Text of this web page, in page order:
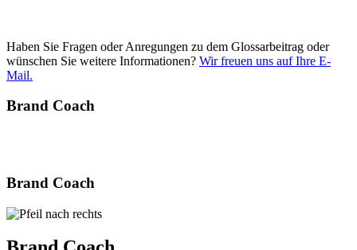
Haben Sie Fragen oder Anregungen zu dem Glossarbeitrag oder
wünschen Sie weitere Informationen? Wir freuen uns auf Ihre E-
Mail.
Brand Coach
Brand Coach